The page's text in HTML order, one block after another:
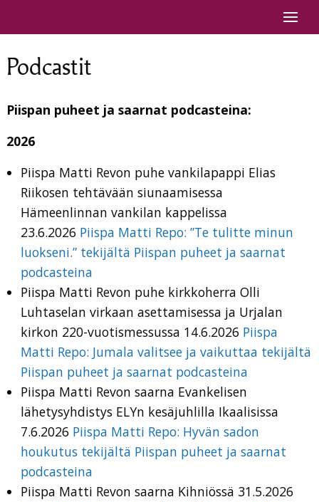
Podcastit
Piispan puheet ja saarnat podcasteina:
2026
Piispa Matti Revon puhe vankilapappi Elias
Riikosen tehtävään siunaamisessa
Hämeenlinnan vankilan kappelissa
23.6.2026 Piispa Matti Repo: ”Te tulitte minun
luokseni.” tekijältä Piispan puheet ja saarnat
podcasteina
Piispa Matti Revon puhe kirkkoherra Olli
Luhtaselan virkaan asettamisessa ja Urjalan
kirkon 220-vuotismessussa 14.6.2026 Piispa
Matti Repo: Jumala valitsee ja vaikuttaa tekijältä
Piispan puheet ja saarnat podcasteina
Piispa Matti Revon saarna Evankelisen
lähetysyhdistys ELYn kesäjuhlilla Ikaalisissa
7.6.2026 Piispa Matti Repo: Hyvän sadon
houkutus tekijältä Piispan puheet ja saarnat
podcasteina
Piispa Matti Revon saarna Kihniössä 31.5.2026